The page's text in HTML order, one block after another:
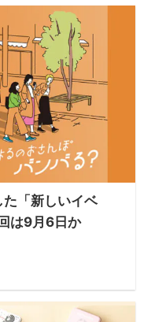
「新しいイベ
は9月6日か